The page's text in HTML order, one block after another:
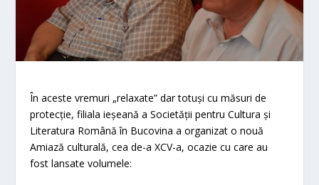
În aceste vremuri „relaxate” dar totuși cu măsuri de
protecție, filiala ieșeană a Societății pentru Cultura și
Literatura Română în Bucovina a organizat o nouă
Amiază culturală, cea de-a XCV-a, ocazie cu care au
fost lansate volumele: